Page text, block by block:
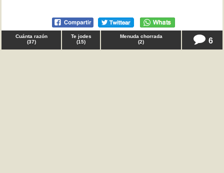
Cuánta razón
(37)
Te jodes
(15)
Menuda chorrada
(2) 6